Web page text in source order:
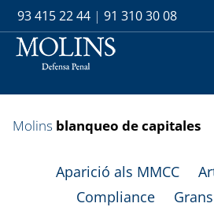
93 415 22 44 | 91 310 30 08
Molins blanqueo de capitales
Aparició als MMCC
Compliance